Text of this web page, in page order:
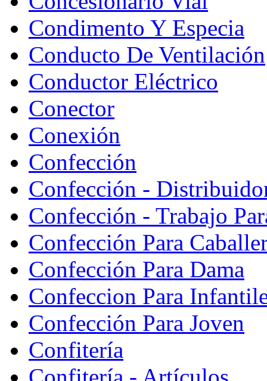
Condimento Y Especia
Conducto De Ventilación
Conductor Eléctrico
Conector
Conexión
Confección
Confección -
Confección - Trabajo
Confección Para
Confección Para Dama
Confeccion Para
Confección Para Joven
Confitería